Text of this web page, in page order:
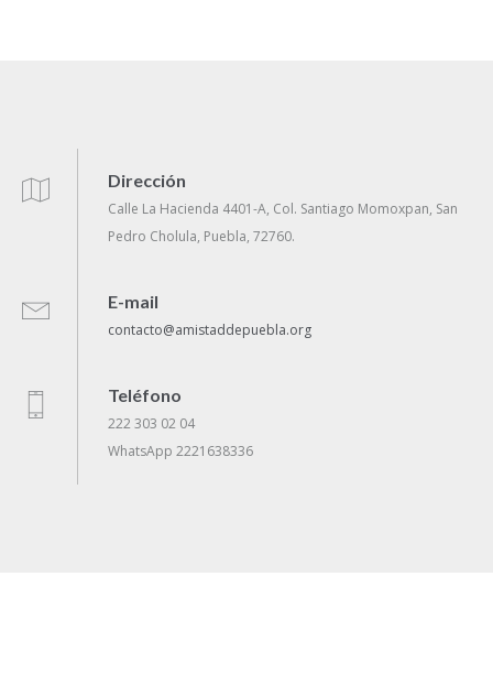
Dirección
Calle La Hacienda 4401-A, Col. Santiago Momoxpan, San
Pedro Cholula, Puebla, 72760.
E-mail
contacto@amistaddepuebla.org
Teléfono
222 303 02 04
WhatsApp 2221638336